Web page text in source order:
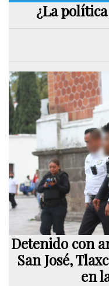
¿La
Detenido con
San José,
en